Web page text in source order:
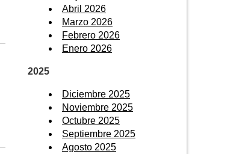
Abril 2026
Marzo 2026
Febrero 2026
Enero 2026
2025
Diciembre 2025
Noviembre 2025
Octubre 2025
Septiembre 2025
Agosto 2025